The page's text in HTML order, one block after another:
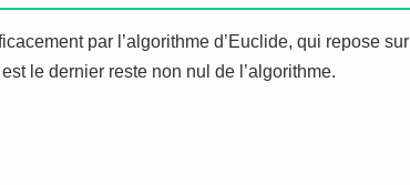
par l’algorithme d’Euclide, qui repose sur
le dernier reste non nul de l’algorithme.